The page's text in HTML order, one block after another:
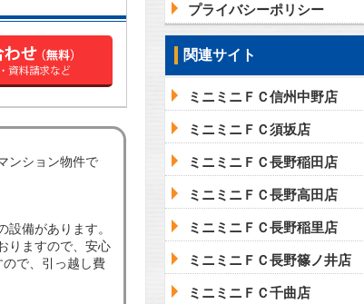
ンション物件で
備があります。
りますので、安心
で、引っ越し費
プライバシーポリシー
関連サイト
ミニミニＦＣ信州中野店
ミニミニＦＣ須坂店
ミニミニＦＣ長野稲田店
ミニミニＦＣ長野高田店
ミニミニＦＣ長野稲里店
ミニミニＦＣ長野篠ノ井店
ミニミニＦＣ千曲店